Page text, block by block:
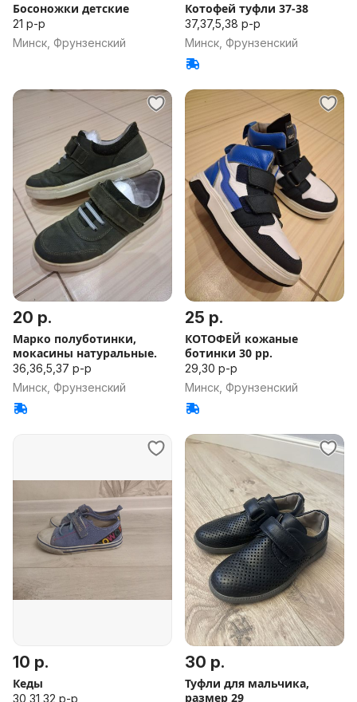
Босоножки детские
21 р-р
Минск, Фрунзенский
Котофей туфли 37-38
37,37,5,38 р-р
Минск, Фрунзенский
20 р.
Марко полуботинки,
мокасины натуральные.
36,36,5,37 р-р
Минск, Фрунзенский
25 р.
КОТОФЕЙ кожаные
ботинки 30 рр.
29,30 р-р
Минск, Фрунзенский
10 р.
Кеды
30,31,32 р-р
30 р.
Туфли для мальчика,
размер 29